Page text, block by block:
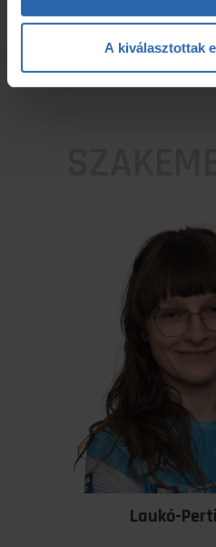
A kiválasztottak
Laukó-